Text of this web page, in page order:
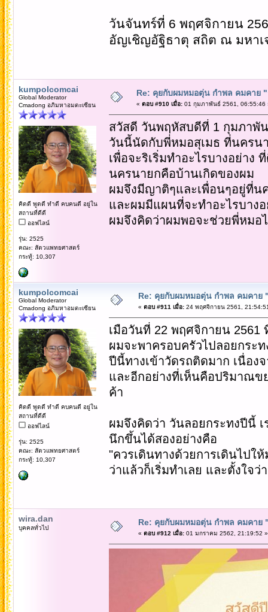
วันจันทร์ที่ 6 พฤศจิกายน
อัญเชิญอัฐิธาตุ สถิต ณ มหาเ
kumpolcomcai
Global Moderator
Cmadong อภิมหาอมตะเซียน
คิดดี พูดดี ทำดี คบคนดี อยู่ใน
สถานที่ดีดี
ออฟไลน์
รุ่น: 2525
คณะ: สัตวแพทยศาสตร์
กระทู้: 10,307
Re: คุยกับผมหมอตุ่น กำพล คมคาย
« ตอบ #910 เมื่อ:01 กุมภาพันธ์ 2561, 06:55:46
สวัสดี วันพฤหัสบดีที่ 1 กุมภาพั
วันนี้นัดกับพี่หมอสุเมธ ที่นครน
เพื่อจะริเริ่มทำอะไรบางอย่าง
นครนายกคือบ้านเกิดของผม
ผมจึงมีญาติๆและเพื่อนๆอยู่ที่น
และผมมีแผนที่จะทำอะไรบาง
ผมจึงคิดว่าผมพอจะช่วยพี่หมอ
kumpolcomcai
Global Moderator
Cmadong อภิมหาอมตะเซียน
คิดดี พูดดี ทำดี คบคนดี อยู่ใน
สถานที่ดีดี
ออฟไลน์
รุ่น: 2525
คณะ: สัตวแพทยศาสตร์
กระทู้: 10,307
Re: คุยกับผมหมอตุ่น กำพล คมคาย
« ตอบ #911 เมื่อ:24 พฤศจิกายน 2561,
เมือวันที่ 22 พฤศจิกายน 2561
ผมจะพาครอบครัวไปลอยกระ
ปีนี้ทางเข้าวัดรถติดมาก เนื่อง
และอีกอย่างที่เห็นคือปริมาณข
ค้า
ผมจึงคิดว่า วันลอยกระทงปีนี้
นึกขึ้นได้สองอย่างคือ
"ควรเดินทางด้วยการเดินไป
ว่าแล้วก็เริ่มทำเลย และตั้งใจว่
wira.dan
บุคคลทั่วไป
Re: คุยกับผมหมอตุ่น กำพล คมคาย
« ตอบ #912 เมื่อ:01 มกราคม 2562, 21:19:52 »